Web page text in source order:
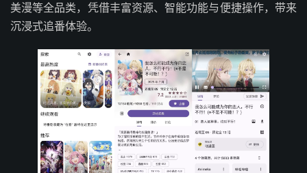
美漫等全品类，凭借丰富资源、智能功能与便捷操作，带来
沉浸式追番体验。